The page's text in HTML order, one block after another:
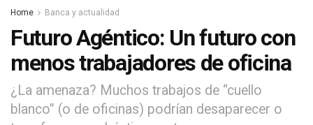
Home Banca y actualidad
Futuro Agéntico: Un futuro con
menos trabajadores de oficina
¿La amenaza? Muchos trabajos de “cuello
blanco” (o de oficinas) podrían desaparecer o